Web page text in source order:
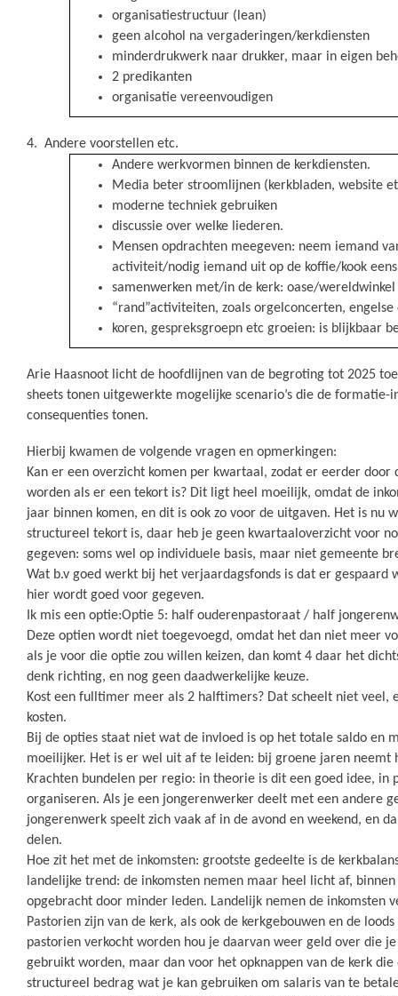
organisatiestructuur (lean)
geen alcohol na vergaderingen/kerkdiensten
minderdrukwerk naar drukker, maar in eigen
2 predikanten
organisatie vereenvoudigen
4. Andere voorstellen etc.
Andere werkvormen binnen de kerkdiensten.
Media beter stroomlijnen (kerkbladen, website
moderne techniek gebruiken
discussie over welke liederen.
Mensen opdrachten meegeven: neem iemand
activiteit/nodig iemand uit op de koffie/kook
samenwerken met/in de kerk: oase/
“rand”activiteiten, zoals orgelconcerten, engelse
koren, gespreksgroepn etc groeien: is blijkbaar
Arie Haasnoot licht de hoofdlijnen van de begroting tot 2025
sheets tonen uitgewerkte mogelijke scenario’s die de formatie-
consequenties tonen.
Hierbij kwamen de volgende vragen en opmerkingen:
Kan er een overzicht komen per kwartaal, zodat er eerder door
worden als er een tekort is? Dit ligt heel moeilijk, omdat de
jaar binnen komen, en dit is ook zo voor de uitgaven. Het is nu
structureel tekort is, daar heb je geen kwartaaloverzicht voor
gegeven: soms wel op individuele basis, maar niet gemeente
Wat b.v goed werkt bij het verjaardagsfonds is dat er gespaard
hier wordt goed voor gegeven.
Ik mis een optie:Optie 5: half ouderenpastoraat / half
Deze optien wordt niet toegevoegd, omdat het dan niet meer
als je voor die optie zou willen keizen, dan komt 4 daar het
denk richting, en nog geen daadwerkelijke keuze.
Kost een fulltimer meer als 2 halftimers? Dat scheelt niet veel,
kosten.
Bij de opties staat niet wat de invloed is op het totale saldo en
moeilijker. Het is er wel uit af te leiden: bij groene jaren neemt
Krachten bundelen per regio: in theorie is dit een goed idee,
organiseren. Als je een jongerenwerker deelt met een andere
jongerenwerk speelt zich vaak af in de avond en weekend, en
delen.
Hoe zit het met de inkomsten: grootste gedeelte is de
landelijke trend: de inkomsten nemen maar heel licht af,
opgebracht door minder leden. Landelijk nemen de inkomsten
Pastorien zijn van de kerk, als ook de kerkgebouwen en de
pastorien verkocht worden hou je daarvan weer geld over die
gebruikt worden, maar dan voor het opknappen van de kerk
structureel bedrag wat je kan gebruiken om salaris van te